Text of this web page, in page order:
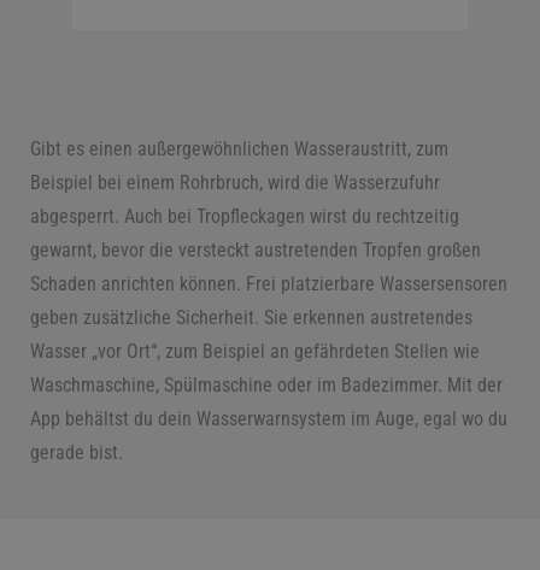
Gibt es einen außergewöhnlichen Wasseraustritt, zum
Beispiel bei einem Rohrbruch, wird die Wasserzufuhr
abgesperrt. Auch bei Tropfleckagen wirst du rechtzeitig
gewarnt, bevor die versteckt austretenden Tropfen großen
Schaden anrichten können. Frei platzierbare Wassersensoren
geben zusätzliche Sicherheit. Sie erkennen austretendes
Wasser „vor Ort“, zum Beispiel an gefährdeten Stellen wie
Waschmaschine, Spülmaschine oder im Badezimmer. Mit der
App behältst du dein Wasserwarnsystem im Auge, egal wo du
gerade bist.